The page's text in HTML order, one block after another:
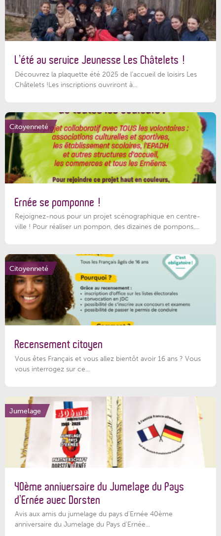
L’été au service Jeunesse Les Châtelets !
Découvrez la plaquette été 2025 de l’accueil de loisirs Les
Châtelets !Les inscriptions ouvriront à...
Citoyenneté
Ernée se pomponne !
Rejoignez-nous pour un projet scénographique en centre-
ville ! Pour réaliser un pompon, des dizaines de pompons,...
Citoyenneté
Recensement citoyen
Vous êtes Français et vous allez bientôt avoir 16 ans ? Vous
vous interrogez sur ce...
Jumelage
40ème anniversaire du Jumelage du Pays
d’Ernée avec Dorsten
Avis aux amis du jumelage du pays d'Ernée 40ème
anniversaire du Jumelage du Pays d'Ernée...